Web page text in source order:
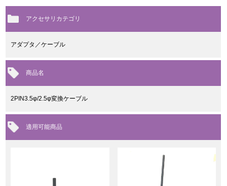
アクセサリカテゴリ
アダプタ／ケーブル
商品名
2PIN3.5φ/2.5φ変換ケーブル
適用可能商品